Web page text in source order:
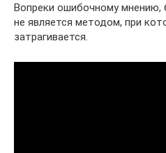
Вопреки ошибочному мнению,
не является методом, при
затрагивается.